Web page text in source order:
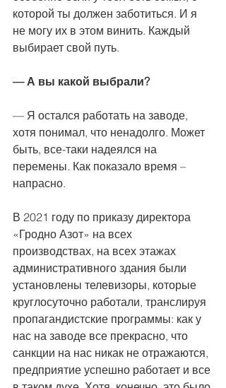
которой ты должен заботиться. И я
не могу их в этом винить. Каждый
выбирает свой путь.
— А вы какой выбрали?
— Я остался работать на заводе,
хотя понимал, что ненадолго. Может
быть, все-таки надеялся на
перемены. Как показало время –
напрасно.
В 2021 году по приказу директора
«Гродно Азот» на всех
производствах, на всех этажах
административного здания были
установлены телевизоры, которые
круглосуточно работали, транслируя
пропагандистские программы: как у
нас на заводе все прекрасно, что
санкции на нас никак не отражаются,
предприятие успешно работает и все